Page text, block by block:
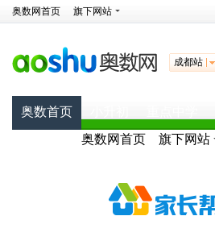
奥数网首页 旗下网站
成都站
奥数首页
奥数网首页
旗下网站